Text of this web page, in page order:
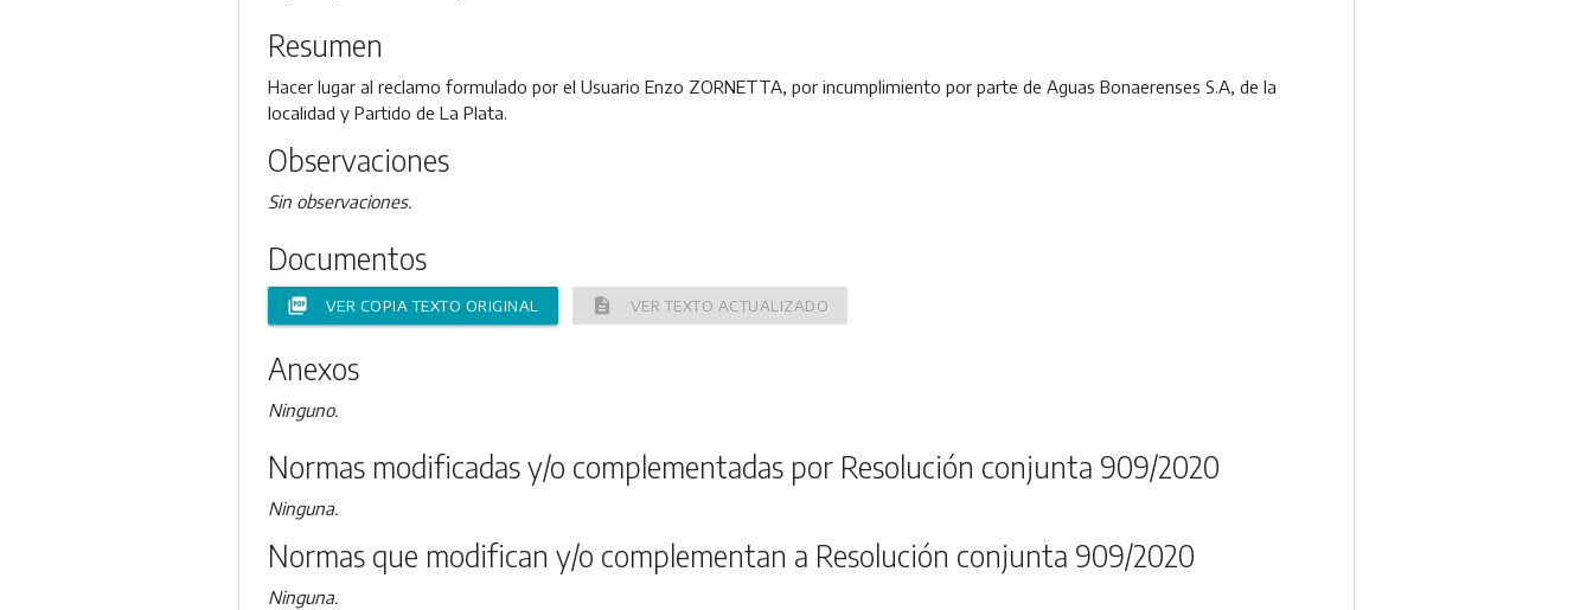
Resumen
Hacer lugar al reclamo formulado por el Usuario Enzo ZORNETTA, por incumplimiento por parte de Aguas Bonaerenses S.A, de la
localidad y Partido de La Plata.
Observaciones
Sin observaciones.
Documentos
picture_as_pdf VER COPIA TEXTO ORIGINAL description VER TEXTO ACTUALIZADO
Anexos
Ninguno.
Normas modificadas y/o complementadas por Resolución conjunta 909/2020
Ninguna.
Normas que modifican y/o complementan a Resolución conjunta 909/2020
Ninguna.